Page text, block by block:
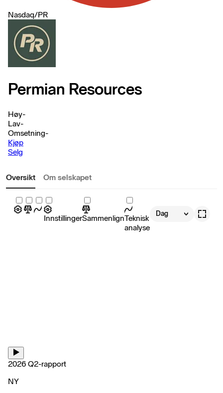
Nasdaq/PR
Permian Resources
Høy-
Lav-
Omsetning-
Kjøp
Selg
Oversikt Om selskapet
InnstillingerSammenlignTeknisk
analyse
Dag
2026 Q2-rapport
NY